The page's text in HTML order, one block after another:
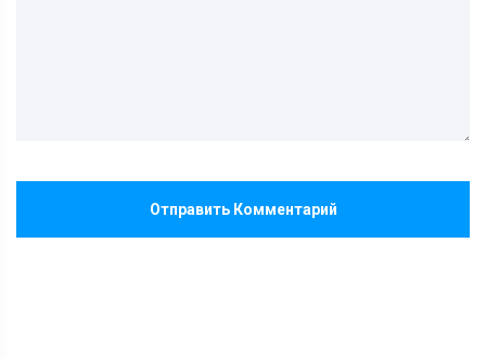
Отправить Комментарий